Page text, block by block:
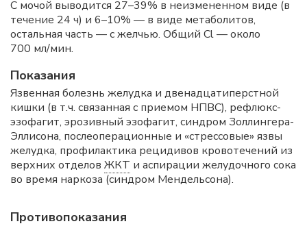
С мочой выводится 27–39% в неизмененном виде (в
течение 24 ч) и 6–10% — в виде метаболитов,
остальная часть — с желчью. Общий Cl — около
700 мл/мин.
Показания
Язвенная болезнь желудка и двенадцатиперстной
кишки (в т.ч. связанная с приемом НПВС), рефлюкс-
эзофагит, эрозивный эзофагит, синдром Золлингера-
Эллисона, послеоперационные и «стрессовые» язвы
желудка, профилактика рецидивов кровотечений из
верхних отделов ЖКТ и аспирации желудочного сока
во время наркоза (синдром Мендельсона).
Противопоказания